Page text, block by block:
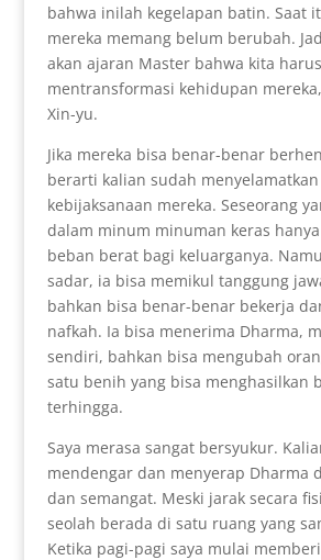
bahwa inilah kegelapan batin. Saat
mereka memang belum berubah.
akan ajaran Master bahwa kita
mentransformasi kehidupan
Xin-yu.
Jika mereka bisa benar-benar
berarti kalian sudah
kebijaksanaan mereka. Seseorang
dalam minum minuman keras
beban berat bagi keluarganya.
sadar, ia bisa memikul tanggung
bahkan bisa benar-benar bekerja
nafkah. Ia bisa menerima Dharma,
sendiri, bahkan bisa mengubah
satu benih yang bisa menghasilkan
terhingga.
Saya merasa sangat bersyukur.
mendengar dan menyerap Dharma
dan semangat. Meski jarak secara
seolah berada di satu ruang yang
Ketika pagi-pagi saya mulai